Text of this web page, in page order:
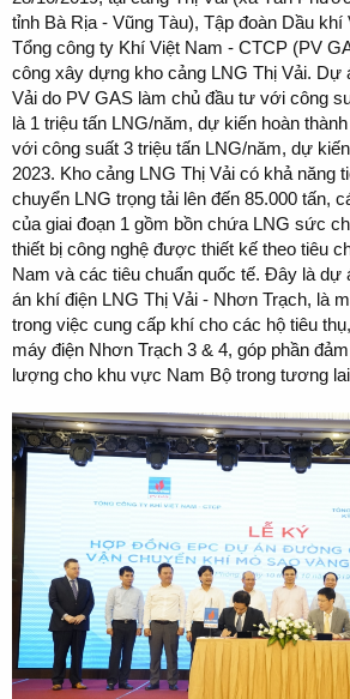
tỉnh Bà Rịa - Vũng Tàu), Tập đoàn Dầu
Tổng công ty Khí Việt Nam - CTCP (PV
công xây dựng kho cảng LNG Thị Vải. Dự
Vải do PV GAS làm chủ đầu tư với công
là 1 triệu tấn LNG/năm, dự kiến hoàn
với công suất 3 triệu tấn LNG/năm, dự
2023. Kho cảng LNG Thị Vải có khả năng
chuyển LNG trọng tải lên đến 85.000 tấn,
của giai đoạn 1 gồm bồn chứa LNG sức
thiết bị công nghệ được thiết kế theo tiêu
Nam và các tiêu chuẩn quốc tế. Đây là dự
án khí điện LNG Thị Vải - Nhơn Trạch, là
trong việc cung cấp khí cho các hộ tiêu
máy điện Nhơn Trạch 3 & 4, góp phần
lượng cho khu vực Nam Bộ trong tương